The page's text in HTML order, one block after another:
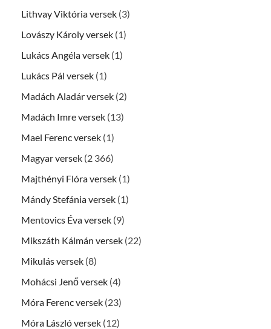
Lithvay Viktória versek (3)
Lovászy Károly versek (1)
Lukács Angéla versek (1)
Lukács Pál versek (1)
Madách Aladár versek (2)
Madách Imre versek (13)
Mael Ferenc versek (1)
Magyar versek (2 366)
Majthényi Flóra versek (1)
Mándy Stefánia versek (1)
Mentovics Éva versek (9)
Mikszáth Kálmán versek (22)
Mikulás versek (8)
Mohácsi Jenő versek (4)
Móra Ferenc versek (23)
Móra László versek (12)